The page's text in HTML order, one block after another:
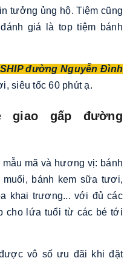
tưởng ủng hộ. Tiệm cũng
giá là top tiệm bánh
đường Nguyễn Đình
siêu tốc 60 phút ạ.
giao gấp đường
mẫu mã và hương vị: bánh
muối, bánh kem sữa tươi,
khai trương... với đủ các
cho lứa tuổi từ các bé tới
vô số ưu đãi khi đặt